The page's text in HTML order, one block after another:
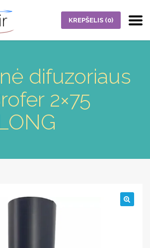
KREPŠELIS (0)
difuzoriaus
2×75